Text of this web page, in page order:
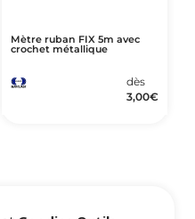
Mètre ruban FIX 5m avec
crochet métallique
dès
3,00€